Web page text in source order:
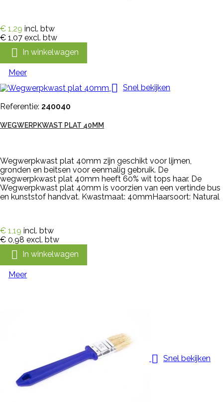
€ 1,29 incl. btw
€ 1,07 excl. btw
 In winkelwagen
Meer
 Snel bekijken
Referentie: 240040
WEGWERPKWAST PLAT 40MM
Wegwerpkwast plat 40mm zijn geschikt voor lijmen,
gronden en beitsen voor eenmalig gebruik. De
wegwerpkwast plat 40mm heeft 60% wit tops haar. De
Wegwerpkwast plat 40mm is voorzien van een vertinde bus
en kunststof handvat. Kwastmaat: 40mmHaarsoort: Natural
€ 1,19 incl. btw
€ 0,98 excl. btw
 In winkelwagen
Meer
 Snel bekijken